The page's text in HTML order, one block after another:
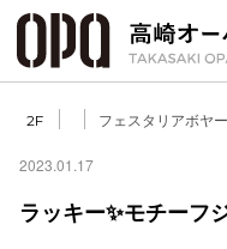
2F フェスタリアボヤ
2023.01.17
ラッキー✨モチーフ